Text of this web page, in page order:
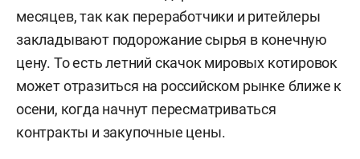
месяцев, так как переработчики и ритейлеры
закладывают подорожание сырья в конечную
цену. То есть летний скачок мировых котировок
может отразиться на российском рынке ближе к
осени, когда начнут пересматриваться
контракты и закупочные цены.